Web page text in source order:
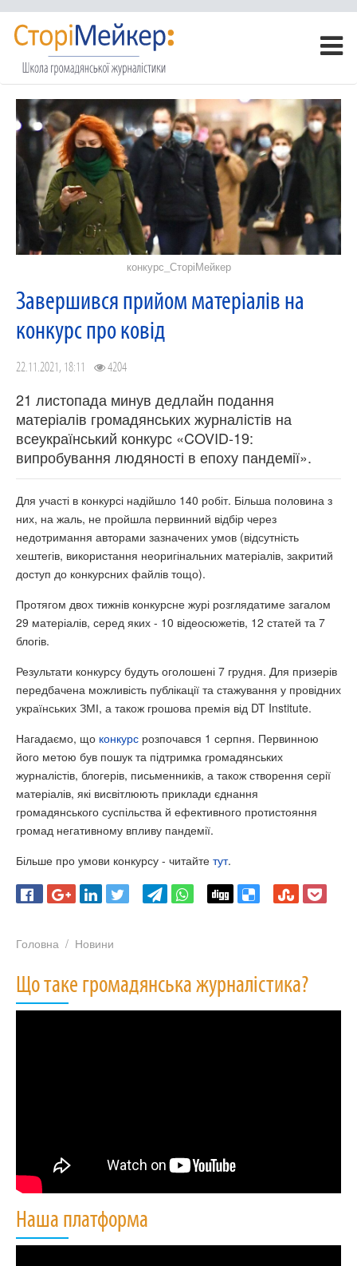
конкурс_СторіМейкер
Завершився прийом матеріалів на
конкурс про ковід
22.11.2021, 18:11 4204
21 листопада минув дедлайн подання
матеріалів громадянських журналістів на
всеукраїнський конкурс «COVID-19:
випробування людяності в епоху пандемії».
Для участі в конкурсі надійшло 140 робіт. Більша половина з
них, на жаль, не пройшла первинний відбір через
недотримання авторами зазначених умов (відсутність
хештегів, використання неоригінальних матеріалів, закритий
доступ до конкурсних файлів тощо).
Протягом двох тижнів конкурсне журі розглядатиме загалом
29 матеріалів, серед яких - 10 відеосюжетів, 12 статей та 7
блогів.
Результати конкурсу будуть оголошені 7 грудня. Для призерів
передбачена можливість публікації та стажування у провідних
українських ЗМІ, а також грошова премія від DT Institute.
Нагадаємо, що конкурс розпочався 1 серпня. Первинною
його метою був пошук та підтримка громадянських
журналістів, блогерів, письменників, а також створення серії
матеріалів, які висвітлюють приклади єднання
громадянського суспільства й ефективного протистояння
громад негативному впливу пандемії.
Більше про умови конкурсу - читайте тут.
Головна Новини
Що таке громадянська журналістика?
Наша платформа